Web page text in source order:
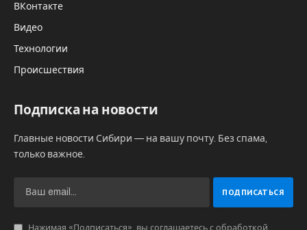
ВКонтакте
Видео
Технологии
Происшествия
Подписка на новости
Главные новости Сибири — на вашу почту. Без спама,
только важное.
Нажимая «Подписаться», вы соглашаетесь с обработкой